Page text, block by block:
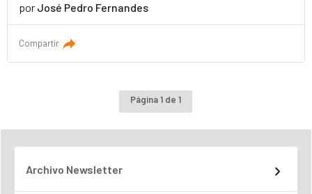
por José Pedro Fernandes
Compartir
Página 1 de 1
Archivo Newsletter